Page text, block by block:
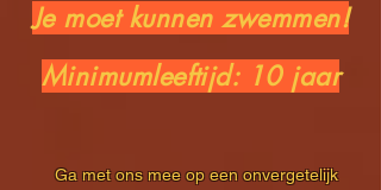
Je moet kunnen zwemmen!
Minimumleeftijd: 10 jaar
Ga met ons mee op een onvergetelijk